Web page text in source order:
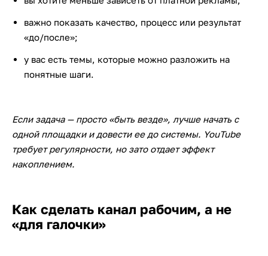
важно показать качество, процесс или результат
«до/после»;
у вас есть темы, которые можно разложить на
понятные шаги.
Если задача — просто «быть везде», лучше начать с
одной площадки и довести ее до системы. YouTube
требует регулярности, но зато отдает эффект
накоплением.
Как сделать канал рабочим, а не
«для галочки»